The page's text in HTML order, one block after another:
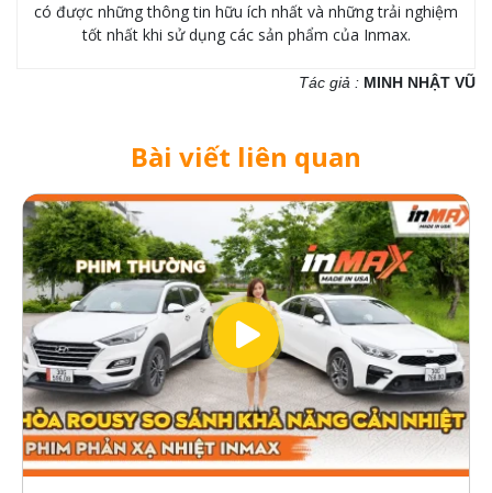
có được những thông tin hữu ích nhất và những trải nghiệm
tốt nhất khi sử dụng các sản phẩm của Inmax.
Tác giả : MINH NHẬT VŨ
Bài viết liên quan